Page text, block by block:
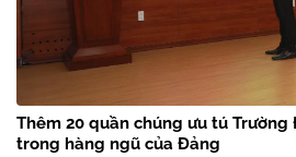
Thêm 20 quần chúng ưu tú
trong hàng ngũ của Đảng